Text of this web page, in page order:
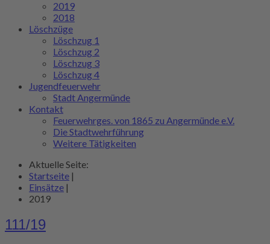
2019
2018
Löschzüge
Löschzug 1
Löschzug 2
Löschzug 3
Löschzug 4
Jugendfeuerwehr
Stadt Angermünde
Kontakt
Feuerwehrges. von 1865 zu Angermünde e.V.
Die Stadtwehrführung
Weitere Tätigkeiten
Aktuelle Seite:
Startseite |
Einsätze |
2019
111/19